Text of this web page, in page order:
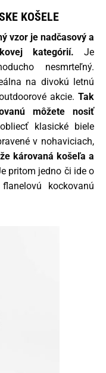
KOŠELE
vzor je nadčasový a
kategórií. Je
nesmrteľný.
na divokú letnú
akcie. Tak
môžete nosiť
klasické biele
v nohaviciach,
károvaná košeľa a
pritom jedno či ide o
kockovanú